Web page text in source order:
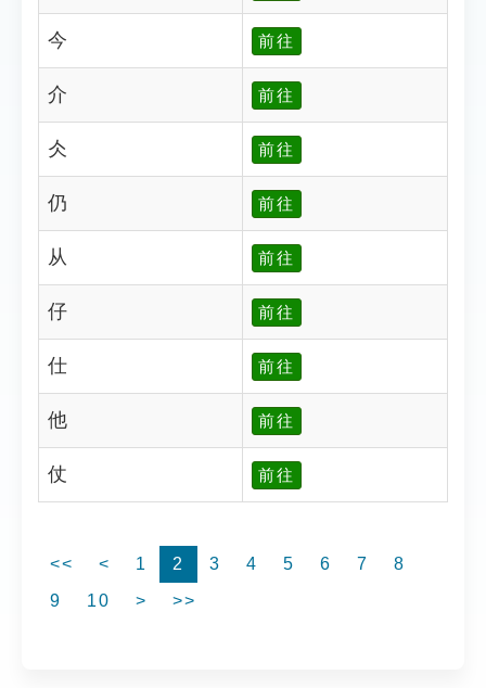
今 前往
介 前往
仌 前往
仍 前往
从 前往
仔 前往
仕 前往
他 前往
仗 前往
<< < 1 2 3 4 5 6 7
8
9
10 > >>